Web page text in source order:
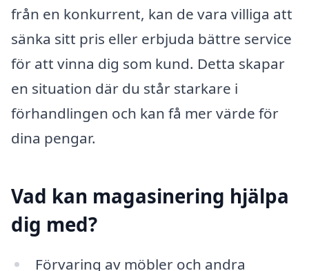
från en konkurrent, kan de vara villiga att
sänka sitt pris eller erbjuda bättre service
för att vinna dig som kund. Detta skapar
en situation där du står starkare i
förhandlingen och kan få mer värde för
dina pengar.
Vad kan magasinering hjälpa
dig med?
Förvaring av möbler och andra